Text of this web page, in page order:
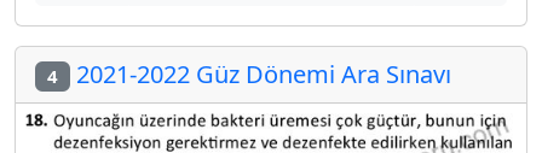
4 2021-2022 Güz Dönemi Ara Sınavı